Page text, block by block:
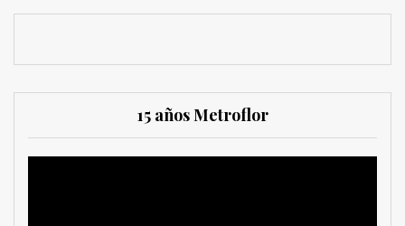
15 años Metroflor